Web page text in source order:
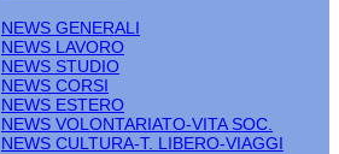
NEWS GENERALI
NEWS LAVORO
NEWS STUDIO
NEWS CORSI
NEWS ESTERO
NEWS VOLONTARIATO-VITA SOC.
NEWS CULTURA-T. LIBERO-VIAGGI